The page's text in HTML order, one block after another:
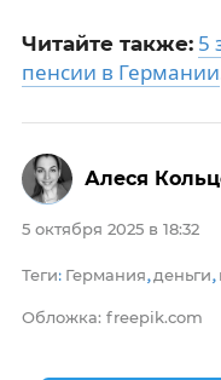
Читайте также: 5
пенсии в Германии
5 октября 2025 в 18:32
Теги: Германия, деньги,
Обложка: freepik.com
Алеся